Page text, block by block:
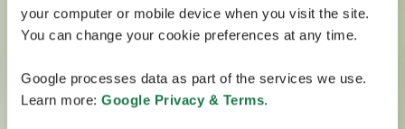
your computer or mobile device when you visit the site.
You can change your cookie preferences at any time.
Google processes data as part of the services we use.
Learn more: Google Privacy & Terms.